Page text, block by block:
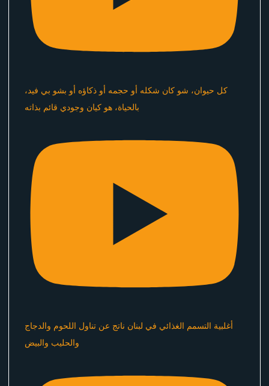
كل حيوان، شو كان شكله أو حجمه أو ذكاؤه أو بشو بي فيد،
بالحياة، هو كيان وجودي قائم بذاته
أغلبية التسمم الغذائي في لبنان ناتج عن تناول اللحوم والدجاج
والحليب والبيض